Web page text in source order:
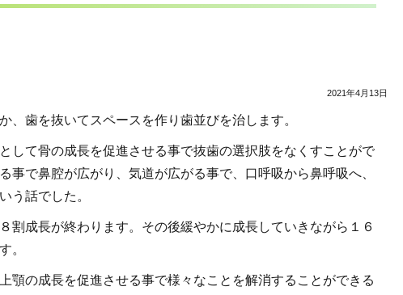
2021年4月13日
、歯を抜いてスペースを作り歯並びを治します。
して骨の成長を促進させる事で抜歯の選択肢をなくすことがで
事で鼻腔が広がり、気道が広がる事で、口呼吸から鼻呼吸へ、
う話でした。
割成長が終わります。その後緩やかに成長していきながら１６
。
顎の成長を促進させる事で様々なことを解消することができる